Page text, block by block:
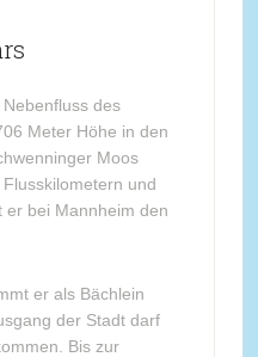
des
Meter Höhe in den
Moos
und
er bei Mannheim den
er als Bächlein
der Stadt darf
Bis zur